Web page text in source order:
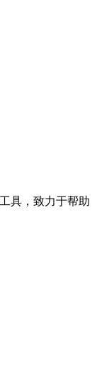
具，致力于帮助